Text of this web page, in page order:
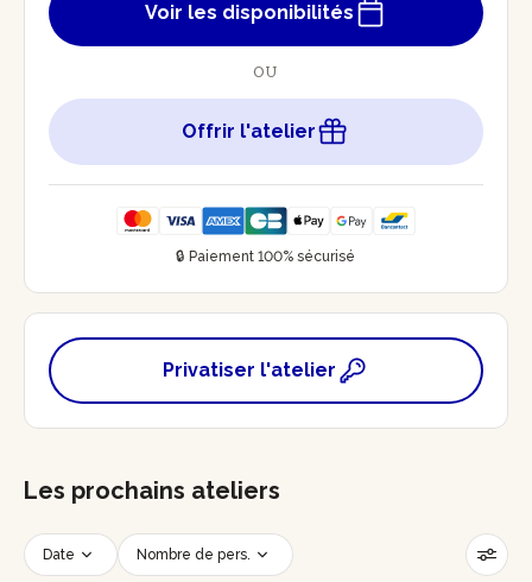
Voir les disponibilités
OU
Offrir l'atelier
🔒 Paiement 100% sécurisé
Privatiser l'atelier
Les prochains ateliers
Date Nombre de pers.